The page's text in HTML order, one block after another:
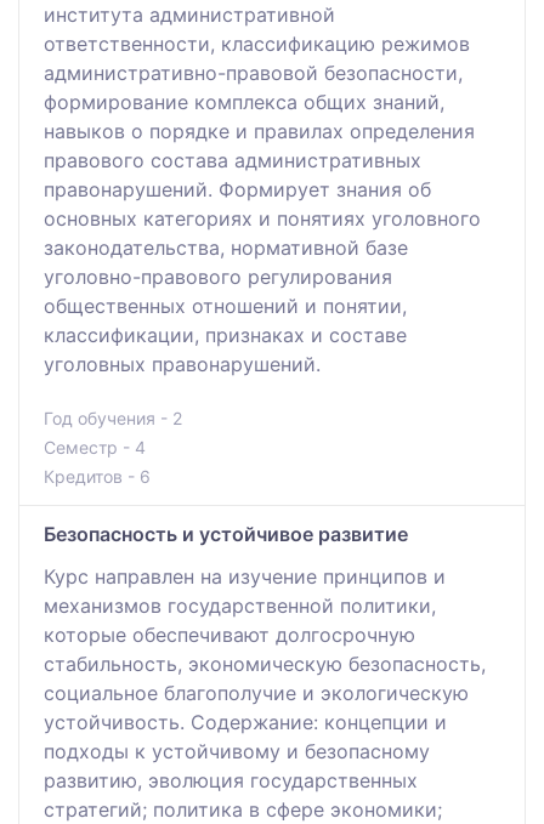
института административной
ответственности, классификацию режимов
административно-правовой безопасности,
формирование комплекса общих знаний,
навыков о порядке и правилах определения
правового состава административных
правонарушений. Формирует знания об
основных категориях и понятиях уголовного
законодательства, нормативной базе
уголовно-правового регулирования
общественных отношений и понятии,
классификации, признаках и составе
уголовных правонарушений.
Год обучения - 2
Семестр - 4
Кредитов - 6
Безопасность и устойчивое развитие
Курс направлен на изучение принципов и
механизмов государственной политики,
которые обеспечивают долгосрочную
стабильность, экономическую безопасность,
социальное благополучие и экологическую
устойчивость. Содержание: концепции и
подходы к устойчивому и безопасному
развитию, эволюция государственных
стратегий; политика в сфере экономики;